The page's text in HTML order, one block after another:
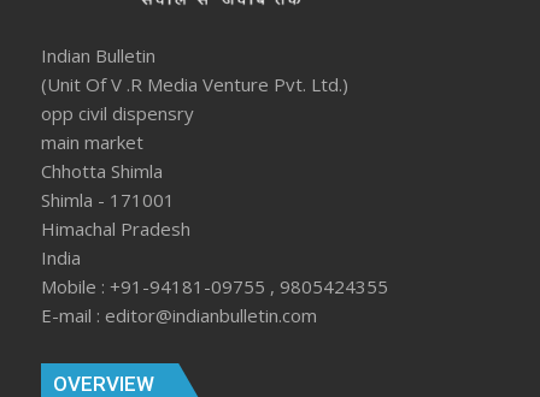
Indian Bulletin
(Unit Of V .R Media Venture Pvt. Ltd.)
opp civil dispensry
main market
Chhotta Shimla
Shimla - 171001
Himachal Pradesh
India
Mobile : +91-94181-09755 , 9805424355
E-mail : editor@indianbulletin.com
OVERVIEW